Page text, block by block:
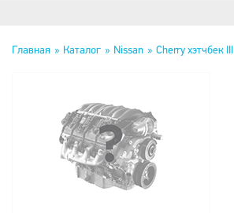
Главная Каталог Nissan Cherry хэтчбек III